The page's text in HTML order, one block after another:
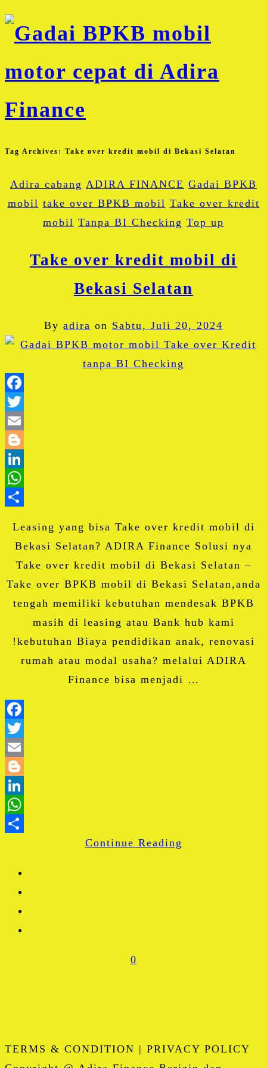
Tag Archives: Take over kredit mobil di Bekasi Selatan
Adira cabang ADIRA FINANCE Gadai BPKB
mobil take over BPKB mobil Take over kredit
mobil Tanpa BI Checking Top up
Take over kredit mobil di
Bekasi Selatan
By adira on Sabtu, Juli 20, 2024
Leasing yang bisa Take over kredit mobil di
Bekasi Selatan? ADIRA Finance Solusi nya
Take over kredit mobil di Bekasi Selatan –
Take over BPKB mobil di Bekasi Selatan,anda
tengah memiliki kebutuhan mendesak BPKB
masih di leasing atau Bank hub kami
!kebutuhan Biaya pendidikan anak, renovasi
rumah atau modal usaha? melalui ADIRA
Finance bisa menjadi …
Share
Continue Reading
0
TERMS & CONDITION | PRIVACY POLICY